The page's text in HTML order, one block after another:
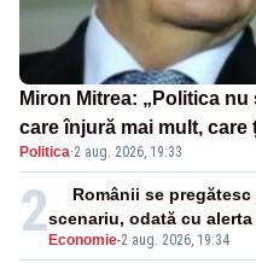
Miron Mitrea: „Politica
care înjură mai mult, care
Politica·2 aug. 2026, 19:33
2 Economie-2 aug. 2026, 19:34
Românii se
scenariu, odată cu